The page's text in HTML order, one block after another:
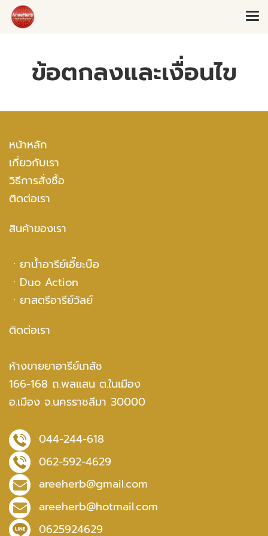
ข้อตกลงและเงื่อนไข
หน้าหลัก
เกี่ยวกับเรา
วิธีการสั่งซื้อ
ติดต่อเรา
สินค้าของเรา
ㆍ ยาน้ำอารีย์เอี๊ยะบ๊อ
ㆍ Duo Action
ㆍ ยาสตรีอารีย์วัลย์
ติดต่อเรา
ห้างขายยาอารีย์เภสัช
166-168 ถ.พลแสน ต.ในเมือง
อ.เมือง จ.นครราชสีมา 30000
044-244-618
062-592-4629
areeherb@gmail.com
areeherb@hotmail.com
0625924629